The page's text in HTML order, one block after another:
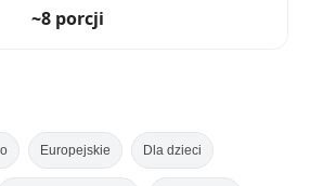
~8 porcji
Europejskie Dla dzieci